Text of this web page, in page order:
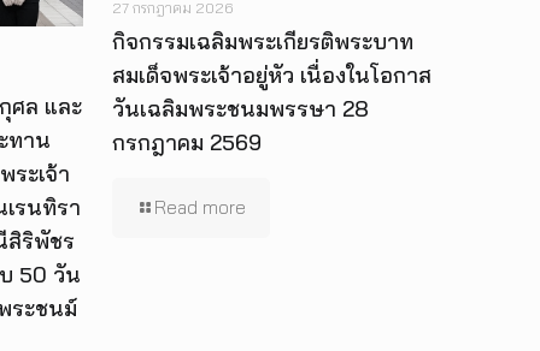
ศล และ
ทาน
ระเจ้า
รนทิรา
สิริพัชร
50 วัน
ระชนม์
27 กรกฎาคม 2026
กิจกรรมเฉลิมพระเกียรติพระบาท
สมเด็จพระเจ้าอยู่หัว เนื่องในโอกาส
วันเฉลิมพระชนมพรรษา 28
กรกฎาคม 2569
Read more